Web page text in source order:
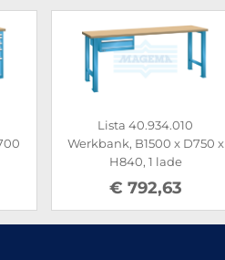
Lista 40.934.010
Werkbank, B1500 x D750 x
H840, 1 lade
€ 792,63